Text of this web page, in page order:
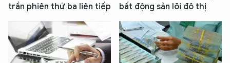
trần phiên thứ ba liên tiếp
bất động sản lõi đô thị